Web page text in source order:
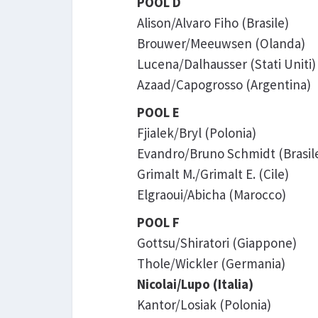
Alison/Alvaro Fiho (Brasile)
Brouwer/Meeuwsen (Olanda)
Lucena/Dalhausser (Stati Uniti)
Azaad/Capogrosso (Argentina)
POOL E
Fjialek/Bryl (Polonia)
Evandro/Bruno Schmidt
Grimalt M./Grimalt E. (Cile)
Elgraoui/Abicha (Marocco)
POOL F
Gottsu/Shiratori (Giappone)
Thole/Wickler (Germania)
Nicolai/Lupo (Italia)
Kantor/Losiak (Polonia)